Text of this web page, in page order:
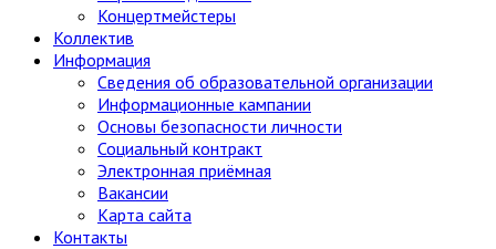
Концертмейстеры
Коллектив
Информация
Сведения об образовательной организации
Информационные кампании
Основы безопасности личности
Социальный контракт
Электронная приёмная
Вакансии
Карта сайта
Контакты